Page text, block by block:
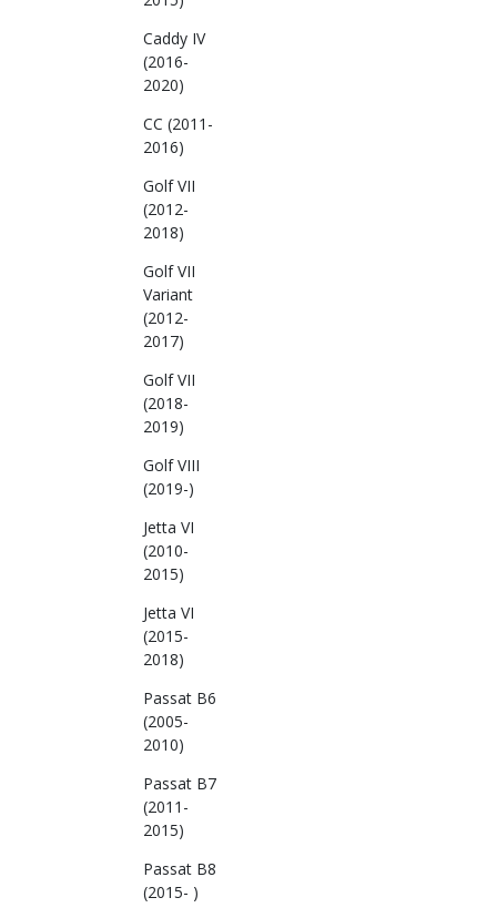
Caddy IV
(2016-
2020)
CC (2011-
2016)
Golf VII
(2012-
2018)
Golf VII
Variant
(2012-
2017)
Golf VII
(2018-
2019)
Golf VIII
(2019-)
Jetta VI
(2010-
2015)
Jetta VI
(2015-
2018)
Passat B6
(2005-
2010)
Passat B7
(2011-
2015)
Passat B8
(2015- )